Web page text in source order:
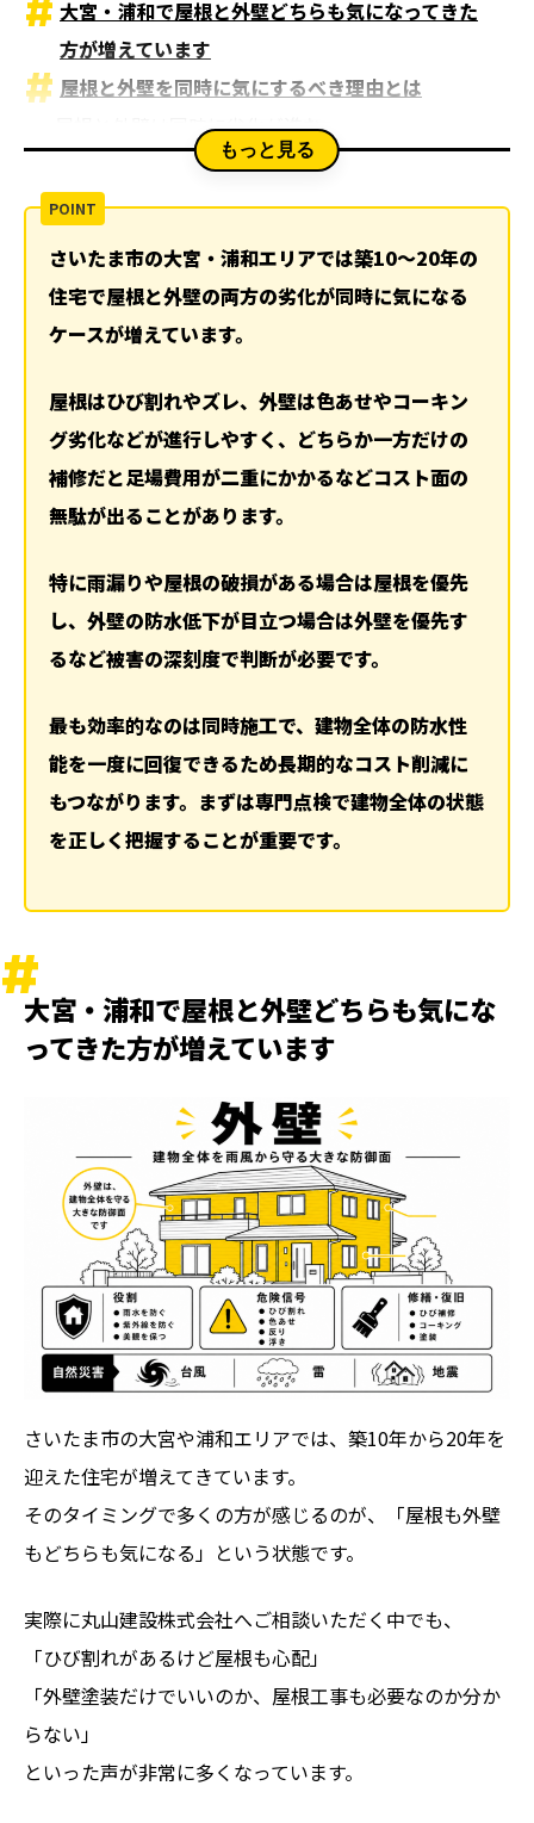
もっと見る
大宮・浦和で屋根と外壁どちらも気になってきた
方が増えています
屋根と外壁を同時に気にするべき理由とは
屋根と外壁は同時に劣化が進む
片方だけの補修では逆にコストが増える
優先順位を間違えると起こるリスク
外壁の劣化も見逃すと内部に影響する
初めての補修で優先順位を決める3つの考え方
2 劣化の進行スピードを見る
3 足場を活用して同時施工を検討する
実際の現場で多い判断パターン
ケース1 築15年前後で両方劣化している
ケース3 外壁の見た目だけ気になる場合
火災保険を活用できる可能性もある
丸山建設株式会社の無料点検でできること
ランキング
さいたま市の大宮・浦和エリアでは築10〜20年の
住宅で屋根と外壁の両方の劣化が同時に気になる
ケースが増えています。
屋根はひび割れやズレ、外壁は色あせやコーキン
グ劣化などが進行しやすく、どちらか一方だけの
補修だと足場費用が二重にかかるなどコスト面の
無駄が出ることがあります。
特に雨漏りや屋根の破損がある場合は屋根を優先
し、外壁の防水低下が目立つ場合は外壁を優先す
るなど被害の深刻度で判断が必要です。
最も効率的なのは同時施工で、建物全体の防水性
能を一度に回復できるため長期的なコスト削減に
もつながります。まずは専門点検で建物全体の状態
を正しく把握することが重要です。
大宮・浦和で屋根と外壁どちらも気にな
ってきた方が増えています
さいたま市の大宮や浦和エリアでは、築10年から20年を
迎えた住宅が増えてきています。
そのタイミングで多くの方が感じるのが、「屋根も外壁
もどちらも気になる」という状態です。
実際に丸山建設株式会社へご相談いただく中でも、
「ひび割れがあるけど屋根も心配」
「外壁塗装だけでいいのか、屋根工事も必要なのか分か
らない」
といった声が非常に多くなっています。